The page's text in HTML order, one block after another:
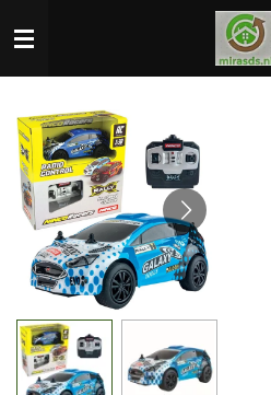
direct
hoofdinhoud